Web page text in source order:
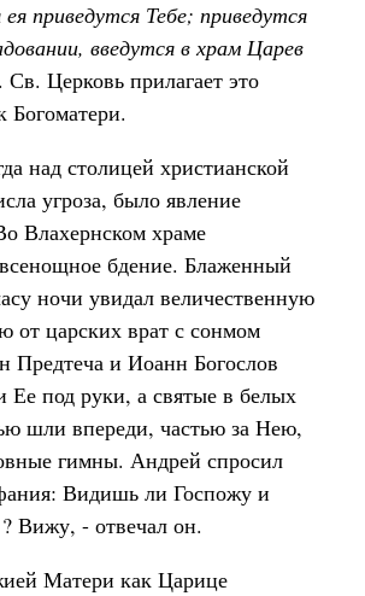
приведутся Тебе; приведутся
введутся в храм Царев
Церковь прилагает это
Богоматери.
над столицей христианской
угроза, было явление
Влахернском храме
бдение. Блаженный
ночи увидал величественную
царских врат с сонмом
Предтеча и Иоанн Богослов
Ее под руки, а святые в белых
шли впереди, частью за Нею,
гимны. Андрей спросил
Видишь ли Госпожу и
Вижу, - отвечал он.
Матери как Царице